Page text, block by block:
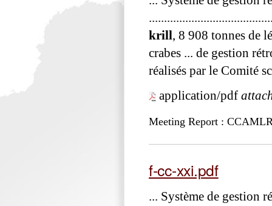
krill , 8 908 tonnes de
crabes ... de gestion
réalisés par le Comité
application/pdf
Meeting Report :
f-cc-xxi.pdf
... Système de gestion